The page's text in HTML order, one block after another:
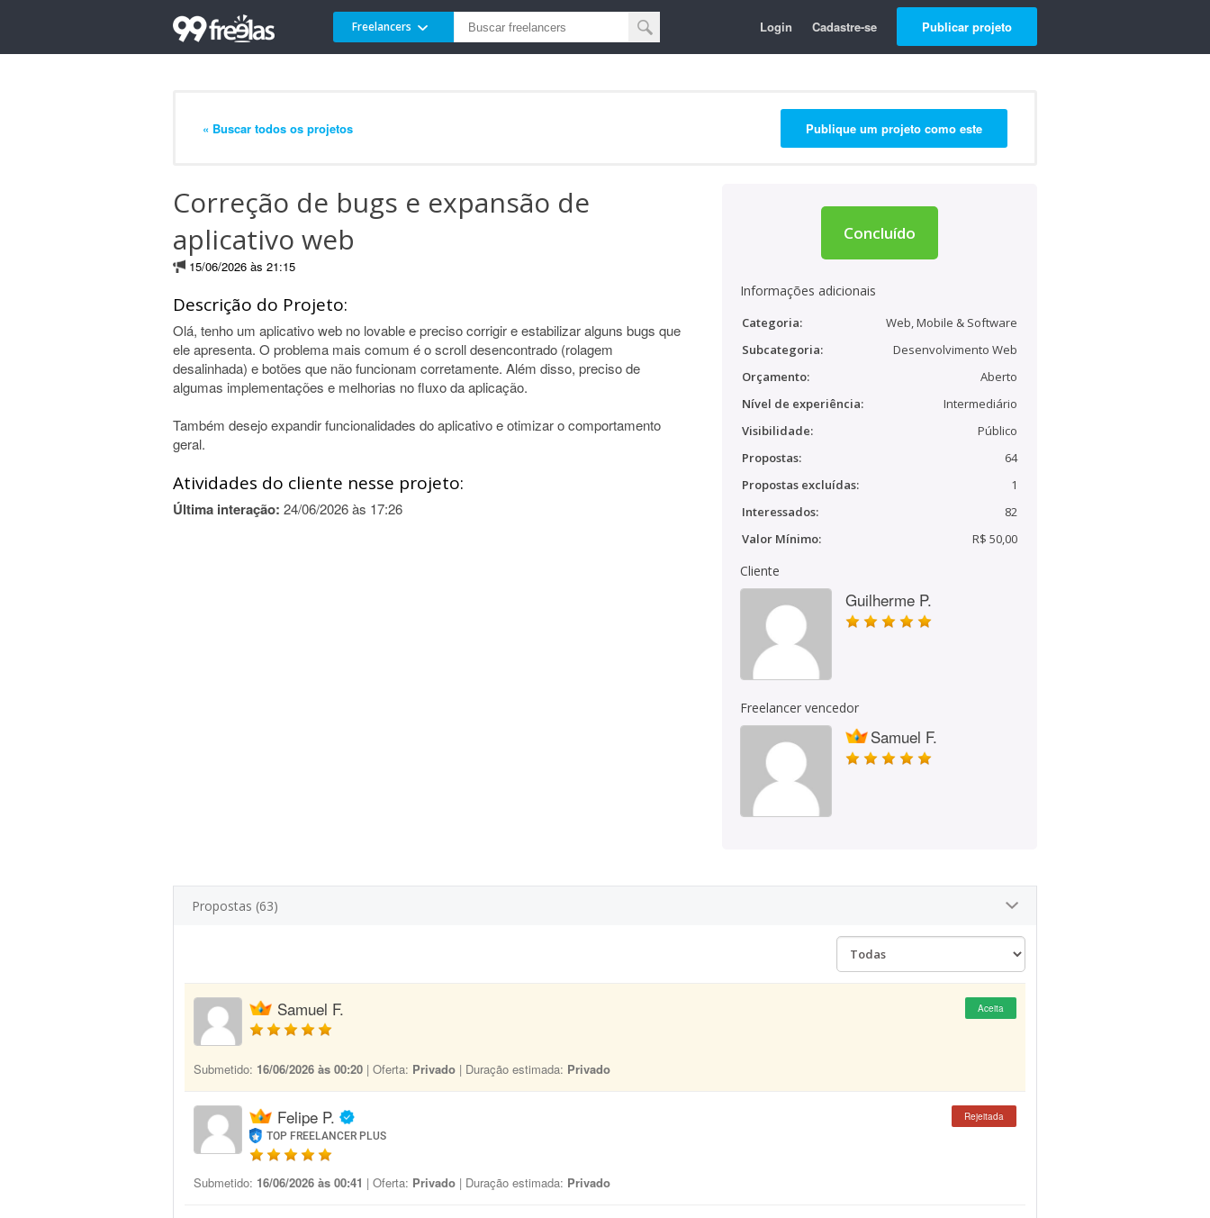
Freelancers Login Cadastre-se Publicar projeto
« Buscar todos os projetos Publique um projeto como este
Correção de bugs e expansão de
aplicativo web
15/06/2026 às 21:15
Descrição do Projeto:
Olá, tenho um aplicativo web no lovable e preciso corrigir e estabilizar alguns bugs que
ele apresenta. O problema mais comum é o scroll desencontrado (rolagem
desalinhada) e botões que não funcionam corretamente. Além disso, preciso de
algumas implementações e melhorias no fluxo da aplicação.
Também desejo expandir funcionalidades do aplicativo e otimizar o comportamento
geral.
Atividades do cliente nesse projeto:
Última interação: 24/06/2026 às 17:26
Concluído
Informações adicionais
Categoria:
Web, Mobile & Software
Subcategoria:
Desenvolvimento Web
Orçamento:
Aberto
Nível de experiência:
Intermediário
Visibilidade:
Público
Propostas:
64
Propostas excluídas:
1
Interessados:
82
Valor Mínimo:
R$ 50,00
Cliente
Guilherme P.
Freelancer vencedor
Samuel F.
Propostas (63)
Samuel F. Aceita
Submetido: 16/06/2026 às 00:20 | Oferta: Privado | Duração estimada: Privado
Felipe P.
TOP FREELANCER PLUS
Rejeitada
Submetido: 16/06/2026 às 00:41 | Oferta: Privado | Duração estimada: Privado